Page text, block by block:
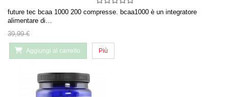
future tec bcaa 1000 200 compresse. bcaa1000 è un integratore
alimentare di…
39,99 €
Aggiungi al carrello Più